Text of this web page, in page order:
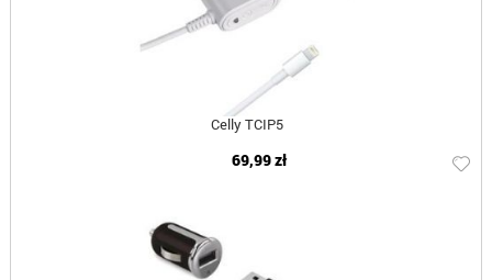
Celly TCIP5
69,99 zł